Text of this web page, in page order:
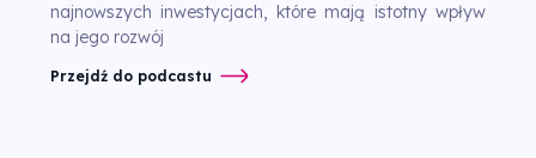
najnowszych inwestycjach, które mają istotny wpływ
na jego rozwój
Przejdź do podcastu